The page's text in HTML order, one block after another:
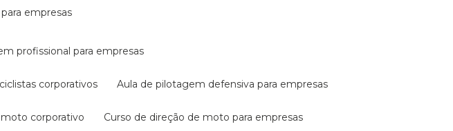
empresas
profissional para empresas
corporativos aula de pilotagem defensiva para empresas
corporativo curso de direção de moto para empresas